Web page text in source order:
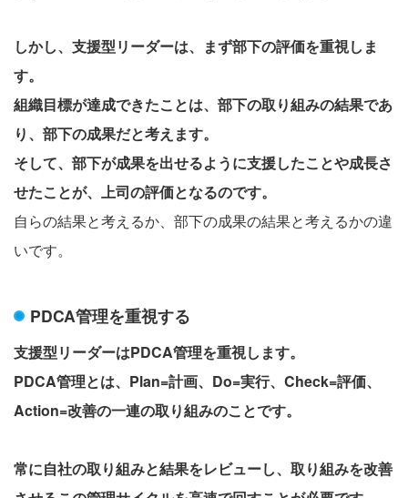
しかし、支援型リーダーは、まず部下の評価を重視しま
す。
組織目標が達成できたことは、部下の取り組みの結果であ
り、部下の成果だと考えます。
そして、部下が成果を出せるように支援したことや成長さ
せたことが、上司の評価となるのです。
自らの結果と考えるか、部下の成果の結果と考えるかの違
いです。
PDCA管理を重視する
支援型リーダーはPDCA管理を重視します。
PDCA管理とは、Plan=計画、Do=実行、Check=評価、
Action=改善の一連の取り組みのことです。
常に自社の取り組みと結果をレビューし、取り組みを改善